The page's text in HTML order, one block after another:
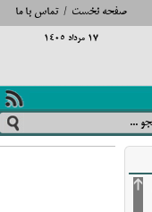
صفحه نخست / تماس با ما
17 مرداد 1405